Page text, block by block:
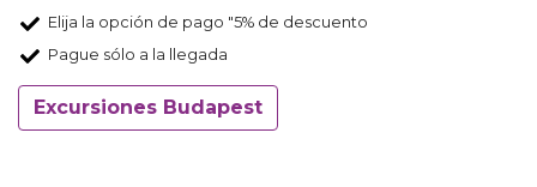
Elija la opción de pago "5% de descuento
Pague sólo a la llegada
Excursiones Budapest